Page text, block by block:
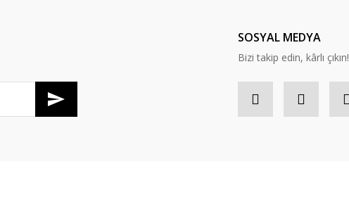
SOSYAL MEDYA
Bizi takip edin, kârlı çıkın!